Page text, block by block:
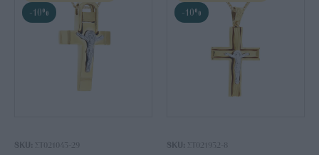
-10%
SKU: ΣΤ021043-29
-10%
SKU: ΣΤ021932-8